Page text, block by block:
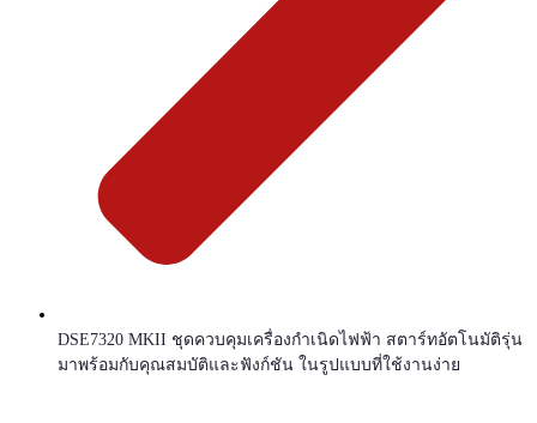
DSE7320 MKII ชุดควบคุมเครื่องกำเนิดไฟฟ้า สตาร์ทอัตโนมัติรุ่น
มาพร้อมกับคุณสมบัติและฟังก์ชัน ในรูปแบบที่ใช้งานง่าย